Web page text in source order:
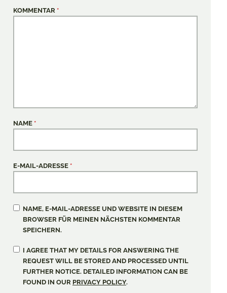
KOMMENTAR *
NAME *
E-MAIL-ADRESSE *
NAME, E-MAIL-ADRESSE UND WEBSITE IN DIESEM
BROWSER FÜR MEINEN NÄCHSTEN KOMMENTAR
SPEICHERN.
I AGREE THAT MY DETAILS FOR ANSWERING THE
REQUEST WILL BE STORED AND PROCESSED UNTIL
FURTHER NOTICE. DETAILED INFORMATION CAN BE
FOUND IN OUR PRIVACY POLICY.